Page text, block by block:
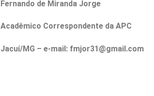
Fernando de Miranda Jorge
Acadêmico Correspondente da APC
Jacuí/MG – e-mail: fmjor31@gmail.com